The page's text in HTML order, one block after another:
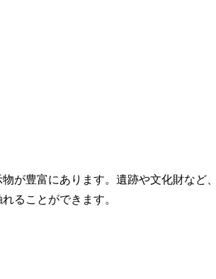
が豊富にあります。遺跡や文化財など
ることができます。